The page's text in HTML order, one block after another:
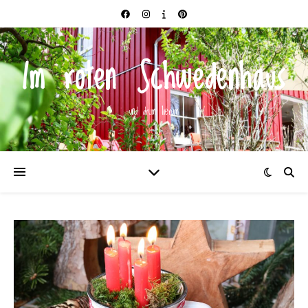
Im roten Schwedenhaus
und drum herum